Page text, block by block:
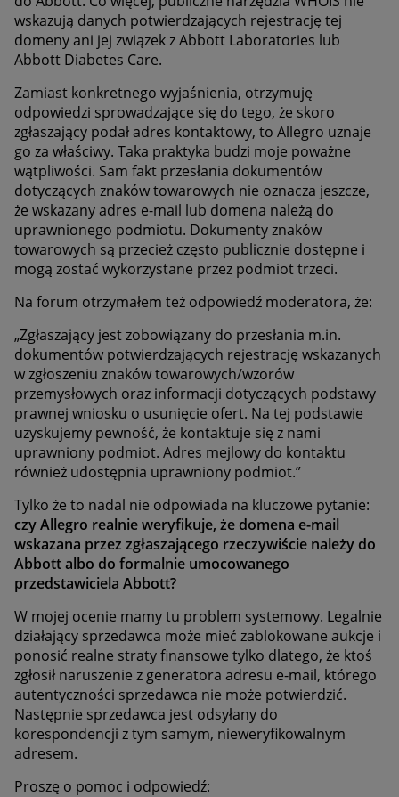
wskazują danych potwierdzających rejestrację tej
domeny ani jej związek z Abbott Laboratories lub
Abbott Diabetes Care.
Zamiast konkretnego wyjaśnienia, otrzymuję
odpowiedzi sprowadzające się do tego, że skoro
zgłaszający podał adres kontaktowy, to Allegro uznaje
go za właściwy. Taka praktyka budzi moje poważne
wątpliwości. Sam fakt przesłania dokumentów
dotyczących znaków towarowych nie oznacza jeszcze,
że wskazany adres e-mail lub domena należą do
uprawnionego podmiotu. Dokumenty znaków
towarowych są przecież często publicznie dostępne i
mogą zostać wykorzystane przez podmiot trzeci.
Na forum otrzymałem też odpowiedź moderatora, że:
„Zgłaszający jest zobowiązany do przesłania m.in.
dokumentów potwierdzających rejestrację wskazanych
w zgłoszeniu znaków towarowych/wzorów
przemysłowych oraz informacji dotyczących podstawy
prawnej wniosku o usunięcie ofert. Na tej podstawie
uzyskujemy pewność, że kontaktuje się z nami
uprawniony podmiot. Adres mejlowy do kontaktu
również udostępnia uprawniony podmiot.”
Tylko że to nadal nie odpowiada na kluczowe pytanie:
czy Allegro realnie weryfikuje, że domena e-mail
wskazana przez zgłaszającego rzeczywiście należy do
Abbott albo do formalnie umocowanego
przedstawiciela Abbott?
W mojej ocenie mamy tu problem systemowy. Legalnie
działający sprzedawca może mieć zablokowane aukcje i
ponosić realne straty finansowe tylko dlatego, że ktoś
zgłosił naruszenie z generatora adresu e-mail, którego
autentyczności sprzedawca nie może potwierdzić.
Następnie sprzedawca jest odsyłany do
korespondencji z tym samym, nieweryfikowalnym
adresem.
Proszę o pomoc i odpowiedź: